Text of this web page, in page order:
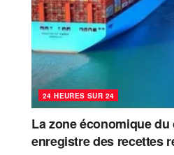
24 HEURES SUR 24
La zone économique du
enregistre des recettes